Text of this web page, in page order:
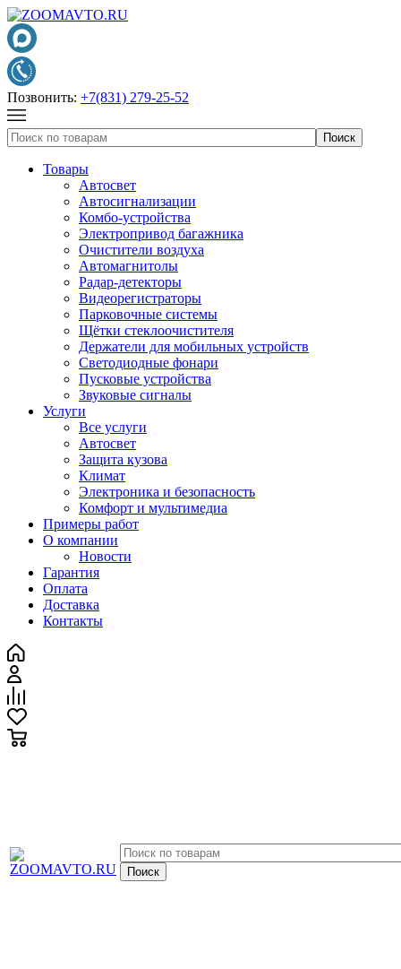
Позвонить: +7(831) 279-25-52
Товары
Автосвет
Автосигнализации
Комбо-устройства
Электропривод багажника
Очистители воздуха
Автомагнитолы
Радар-детекторы
Видеорегистраторы
Парковочные системы
Щётки стеклоочистителя
Держатели для мобильных устройств
Светодиодные фонари
Пусковые устройства
Звуковые сигналы
Услуги
Все услуги
Автосвет
Защита кузова
Климат
Электроника и безопасность
Комфорт и мультимедиа
Примеры работ
О компании
Новости
Гарантия
Оплата
Доставка
Контакты